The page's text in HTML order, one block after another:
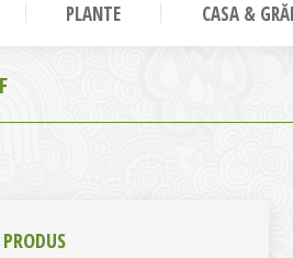
PLANTE CASA &